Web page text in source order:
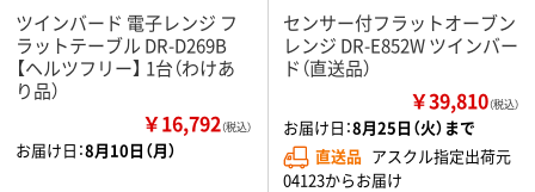
ツインバード 電子レンジ フ
ラットテーブル DR-D269B
【ヘルツフリー】 1台（わけあ
り品）
￥16,792（税込）
お届け日：8月10日（月）
センサー付フラットオーブン
レンジ DR-E852W ツインバー
ド（直送品）
￥39,810（税込）
お届け日：8月25日（火）まで
直送品 アスクル指定出荷元
04123からお届け